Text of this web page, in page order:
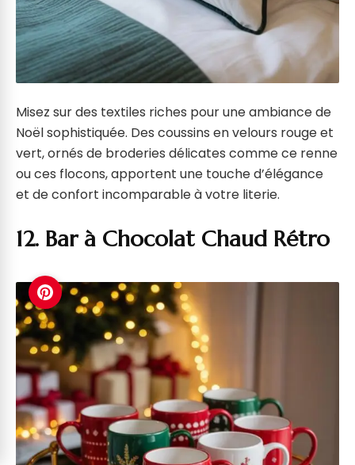
Misez sur des textiles riches pour une ambiance de
Noël sophistiquée. Des coussins en velours rouge et
vert, ornés de broderies délicates comme ce renne
ou ces flocons, apportent une touche d’élégance
et de confort incomparable à votre literie.
12. Bar à Chocolat Chaud Rétro